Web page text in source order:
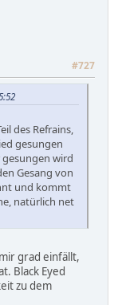
#727
des Refrains,
gesungen
wird
Gesang von
und kommt
natürlich net
grad einfällt,
Black Eyed
zu dem